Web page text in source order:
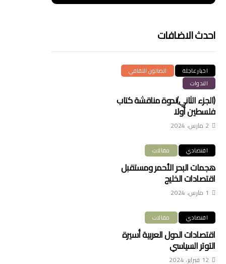
احدث الاضافات
اخبار عاجلة
الصالون الثقافي
الندوات
(الجزء الثاني)ندوة مناقشة كتاب
فلسطين أولا
2 مارس، 2024
اقتصادي مقالات
هجمات البحر الأحمر ومستقبل
اقتصادات الخليج
1 مارس، 2024
اقتصادي مقالات
اقتصادات الدول العربية أسيرة
التوتر السياسي
12 فبراير، 2024